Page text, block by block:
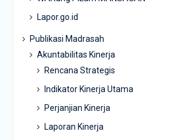
Lapor.go.id
Publikasi Madrasah
Akuntabilitas Kinerja
Rencana Strategis
Indikator Kinerja Utama
Perjanjian Kinerja
Laporan Kinerja